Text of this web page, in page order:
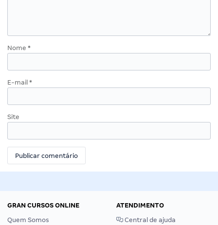
Nome *
E-mail *
Site
GRAN CURSOS ONLINE
Quem Somos
ATENDIMENTO
Central de ajuda